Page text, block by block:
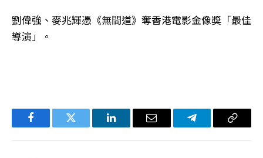
劉偉強、麥兆輝憑《無間道》奪香港電影金像獎「最佳
導演」。
FacebookTwitter LinkedIn电
Telegram复